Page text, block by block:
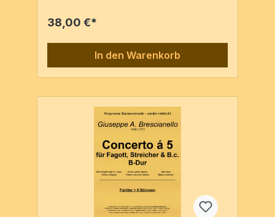
beim Deutschen Musikgeschichtlichen
der Vorlage: "Concerto (1. ) ä Violini
Concertato I Haubois obligato I Violino
Secondo I Violino Ripieno I Alto Viola I
Basso Continuo di J. A. Brescianello I
BassoPartitur & 7 Stimmen / 67 Seiten
38,00 €*
In den Warenkorb